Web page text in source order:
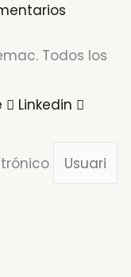
Todos los
Linkedin